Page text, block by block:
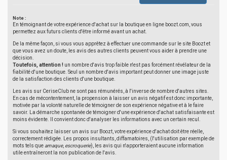
Note :
En témoignant de votre expérience d'achat sur la boutique en ligne boozt.com, vous
permettez aux futurs clients d'être informé avant un achat.
De la même façon, si vous vous apprêtez à effectuer une commande sur le site Boozt et
que vous avez un doute, les avis des autres clients peuvent vous aider à prendre une
décision.
Toutefois, attention ! un nombre d'avis trop faible n'est pas forcément révélateur de la
fiabilité d'une boutique. Seul un nombre d'avis important peut donner une image juste
de la satisfaction des clients d'une boutique.
Les avis sur CeriseClub ne sont pas rémunérés, à l'inverse de nombre d'autres sites.
En cas de mécontentement, la propension à laisser un avis négatif est donc importante,
motivée par la volonté naturelle de témoigner de son expérience négative et à le faire
savoir. La démarche spontanée de témoigner d'une expérience d'achat satisfaisante est
moins évidente. Il convient donc d'analyser les informations avec un certain recul.
Si vous souhaitez laisser un avis sur Boozt, votre expérience d'achat doit être réelle,
correctement rédigée. Les propos insultants, diffamatoires, (l'utilisation par exemple de
mots tels que arnaque, escroquerie), les avis qui n'apporteraient aucune information
utile entraîneront la non publication de l'avis.